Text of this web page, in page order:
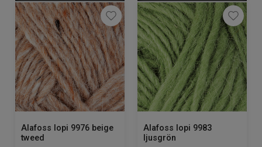
Alafoss lopi 9976 beige
tweed
Alafoss lopi 9983
ljusgrön